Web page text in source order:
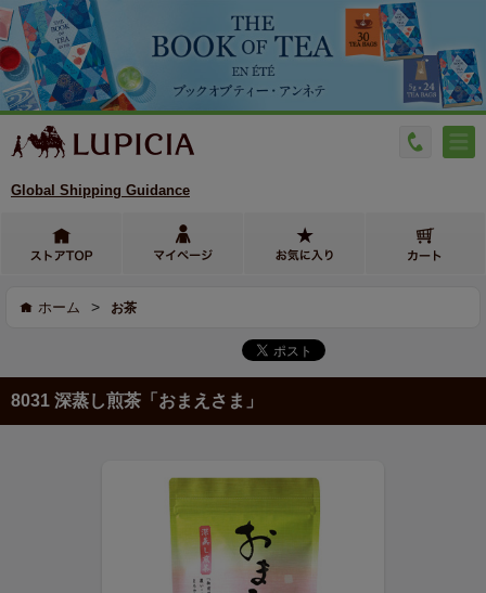
Global Shipping Guidance
ホーム > お茶
8031 深蒸し煎茶「おまえさま」